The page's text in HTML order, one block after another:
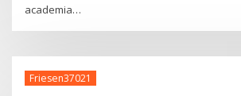
academia…
Friesen37021